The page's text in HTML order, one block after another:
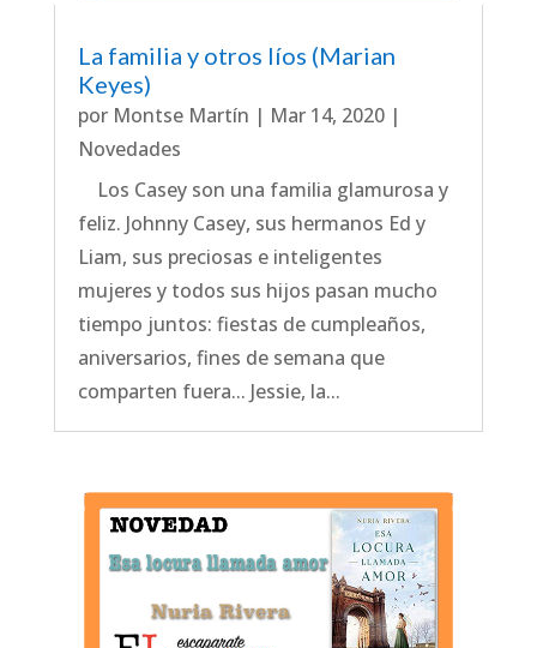
La familia y otros líos (Marian
Keyes)
por Montse Martín | Mar 14, 2020|
Novedades
Los Casey son una familia glamurosa y
feliz. Johnny Casey, sus hermanos Ed y
Liam, sus preciosas e inteligentes
mujeres y todos sus hijos pasan mucho
tiempo juntos: fiestas de cumpleaños,
aniversarios, fines de semana que
comparten fuera... Jessie, la...